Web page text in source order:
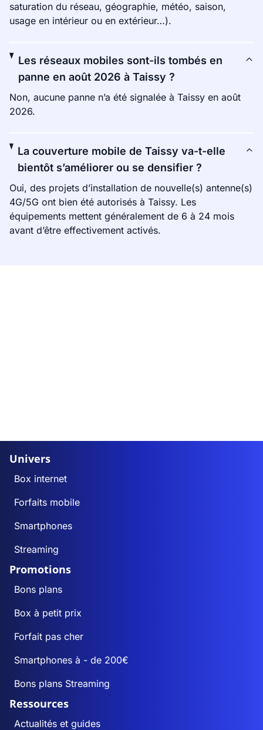
saturation du réseau, géographie, météo, saison,
usage en intérieur ou en extérieur…).
Les réseaux mobiles sont-ils tombés en
panne en août 2026 à Taissy ?
Non, aucune panne n’a été signalée à Taissy en août
2026.
La couverture mobile de Taissy va-t-elle
bientôt s’améliorer ou se densifier ?
Oui, des projets d’installation de nouvelle(s) antenne(s)
4G/5G ont bien été autorisés à Taissy. Les
équipements mettent généralement de 6 à 24 mois
avant d’être effectivement activés.
Univers
Box internet
Forfaits mobile
Smartphones
Streaming
Promotions
Bons plans
Box à petit prix
Forfait pas cher
Smartphones à - de 200€
Bons plans Streaming
Ressources
Actualités et guides